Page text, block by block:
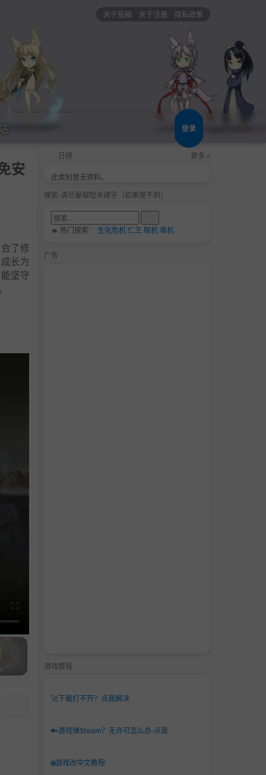
关于投稿 关于注册 隐私政策
登录
安
了修
长为
坚守
日榜 更多 »
此类别暂无资料。
搜索-请尽量缩短关键字（如果搜不到）
🔥 热门搜索： 生化危机仁王 联机单机
广告
游戏教程
🚀下载打不开？点我解决
🔑游戏弹Steam？无许可怎么办-点我
🌐游戏改中文教程